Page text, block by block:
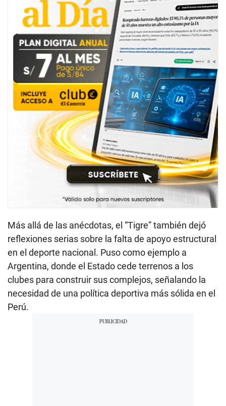
Más allá de las anécdotas, el “Tigre” también dejó
reflexiones serias sobre la falta de apoyo estructural
en el deporte nacional. Puso como ejemplo a
Argentina, donde el Estado cede terrenos a los
clubes para construir sus complejos, señalando la
necesidad de una política deportiva más sólida en el
Perú.